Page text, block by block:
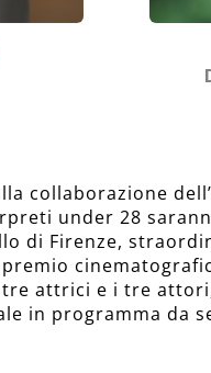
collaborazione
under 28
di Firenze,
attrici e i tre
in programma da